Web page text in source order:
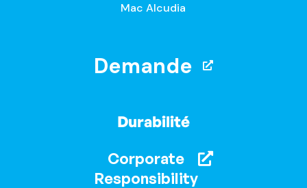
Mac Alcudia
Demande
Durabilité
Corporate
Responsibility